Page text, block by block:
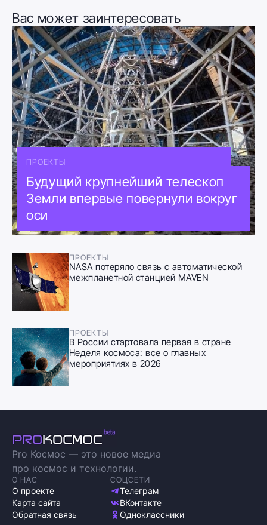
Вас может заинтересовать
ПРОЕКТЫ
Будущий крупнейший телескоп
Земли впервые повернули вокруг
оси
ПРОЕКТЫ
NASA потеряло связь с автоматической
межпланетной станцией MAVEN
ПРОЕКТЫ
В России стартовала первая в стране
Неделя космоса: все о главных
мероприятиях в 2026
Pro Космос — это новое медиа
про космос и технологии.
О НАС
О проекте
Карта сайта
Обратная связь
СОЦСЕТИ
Телеграм
ВКонтакте
Одноклассники